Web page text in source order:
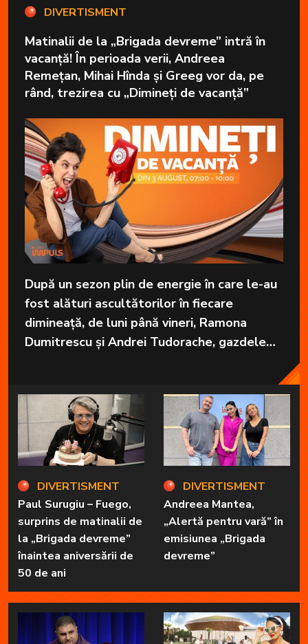
DIVERTISMENT
Matinalii de la „Brigada devreme” intră în
vacanță! În perioada verii, Andreea
Remețan, Mihai Hînda și Greeg vor da, pe
rând, trezirea cu „Dimineți de vacanță”
După un sezon plin de energie în care le-au
fost alături ascultătorilor în fiecare
dimineață, de luni până vineri, Ramona
Dumitrescu și Andrei Tudorache, gazdele
DIVERTISMENT
Paul Surugiu – Fuego,
surprins de matinalii de
la „Brigada devreme”
înaintea aniversării de
50 de ani
DIVERTISMENT
Andreea Mantea,
„Alertă pentru vară” în
emisiunea „Brigada
devreme”